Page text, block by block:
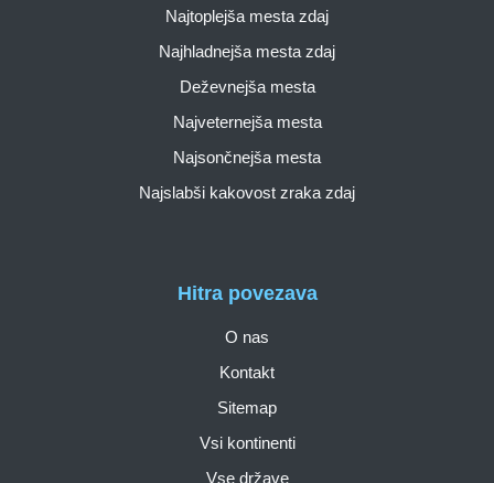
Hitra povezava
O nas
Kontakt
Sitemap
Vsi kontinenti
Vse države
Najtoplejša mesta zdaj
Najhladnejša mesta zdaj
Deževnejša mesta
Najveternejša mesta
Najsončnejša mesta
Najslabši kakovost zraka zdaj